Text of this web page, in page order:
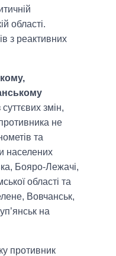
області.
з реактивних
змін,
не
та
населених
Бояро-Лежачі,
області та
Вовчанськ,
на
противник